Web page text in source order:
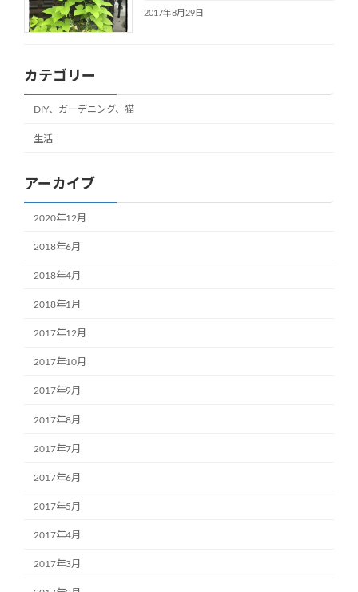
2017年8月29日
カテゴリー
DIY、ガーデニング、猫
生活
アーカイブ
2020年12月
2018年6月
2018年4月
2018年1月
2017年12月
2017年10月
2017年9月
2017年8月
2017年7月
2017年6月
2017年5月
2017年4月
2017年3月